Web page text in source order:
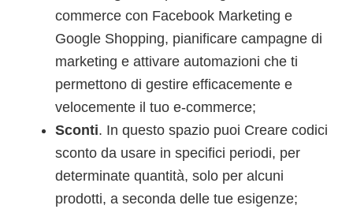
commerce con Facebook Marketing e
Google Shopping, pianificare campagne di
marketing e attivare automazioni che ti
permettono di gestire efficacemente e
velocemente il tuo e-commerce;
Sconti. In questo spazio puoi Creare codici
sconto da usare in specifici periodi, per
determinate quantità, solo per alcuni
prodotti, a seconda delle tue esigenze;